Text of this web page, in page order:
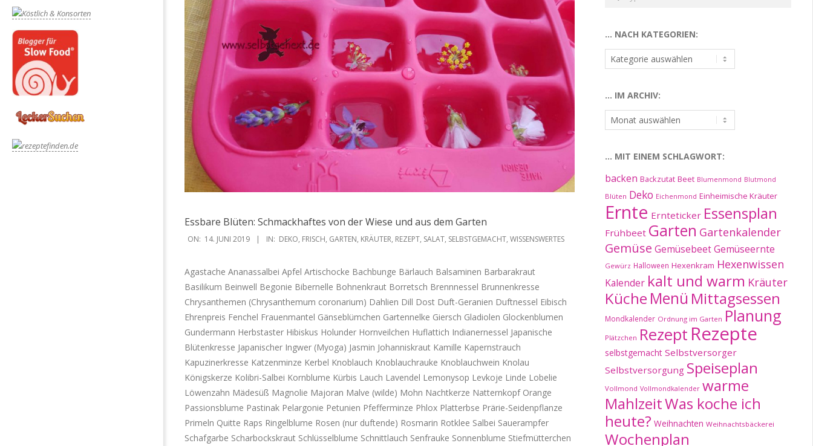
Essbare Blüten: Schmackhaftes von der Wiese und aus dem Garten
2019-
ON: 14. JUNI 2019 IN: DEKO, FRISCH, GARTEN, KRÄUTER, REZEPT, SALAT, SELBSTGEMACHT, WISSENSWERTES
Agastache Ananassalbei Apfel Artischocke Bachbunge Bärlauch Balsaminen Barbarakraut
Basilikum Beinwell Begonie Bibernelle Bohnenkraut Borretsch Brennnessel Brunnenkresse
Chrysanthemen (Chrysanthemum coronarium) Dahlien Dill Dost Duft-Geranien Duftnessel Eibisch
Ehrenpreis Fenchel Frauenmantel Gänseblümchen Gartennelke Giersch Gladiolen Glockenblumen
Gundermann Herbstaster Hibiskus Holunder Hornveilchen Huflattich Indianernessel Japanische
Blütenkresse Japanischer Ingwer (Myoga) Jasmin Johanniskraut Kamille Kapernstrauch
Kapuzinerkresse Katzenminze Kerbel Knoblauch Knoblauchrauke Knoblauchwein Knolau
Königskerze Kolibri-Salbei Kornblume Kürbis Lauch Lavendel Lemonysop Levkoje Linde Lobelie
Löwenzahn Mädesüß Magnolie Majoran Malve (wilde) Mohn Nachtkerze Natternkopf Orange
Passionsblume Pastinak Pelargonie Petunien Pfefferminze Phlox Platterbse Prärie-Seidenpflanze
Primeln Quitte Raps Ringelblume Rosen (nur duftende) Rosmarin Rotklee Salbei Sauerampfer
Schafgarbe Scharbockskraut Schlüsselblume Schnittlauch Senfrauke Sonnenblume Stiefmütterchen
… NACH KATEGORIEN:
…
nach
… IM ARCHIV:
…
im
… MIT EINEM SCHLAGWORT:
backen Backzutat Beet Blumenmond Blutmond
Blüten Deko Eichenmond Einheimische Kräuter
Ernte Ernteticker Essensplan
Frühbeet Garten Gartenkalender
Gemüse Gemüsebeet Gemüseernte
Gewürz Halloween Hexenkram Hexenwissen
Kalender kalt und warm Kräuter
Küche Menü Mittagsessen
Mondkalender Ordnung im Garten Planung
Plätzchen Rezept Rezepte
selbstgemacht Selbstversorger
Selbstversorgung Speiseplan
Vollmond Vollmondkalender warme
MahlzeitWas koche ich
heute? Weihnachten Weihnachtsbäckerei
Wochenplan